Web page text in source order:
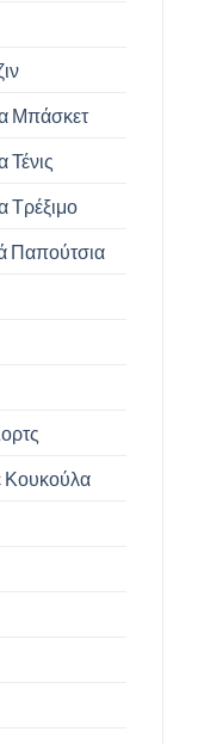
Μπάσκετ
Τένις
Τρέξιμο
Παπούτσια
Κουκούλα